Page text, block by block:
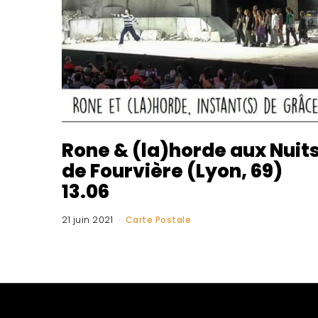
Rone & (la)horde aux
de Fourvière (Lyon, 69)
13.06
21 juin 2021 Carte Postale